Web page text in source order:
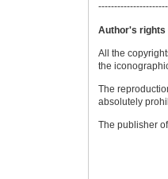
Author's rights
All the
the
The
absolutely
The publisher